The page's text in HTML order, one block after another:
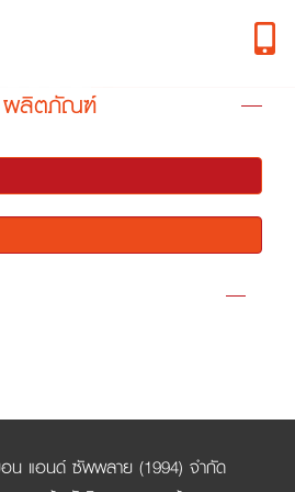
ผลิตภัณฑ์
น แอนด์ ซัพพลาย (1994) จำกัด